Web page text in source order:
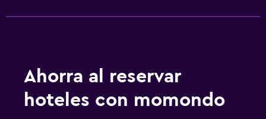
Ahorra al reservar
hoteles con momondo